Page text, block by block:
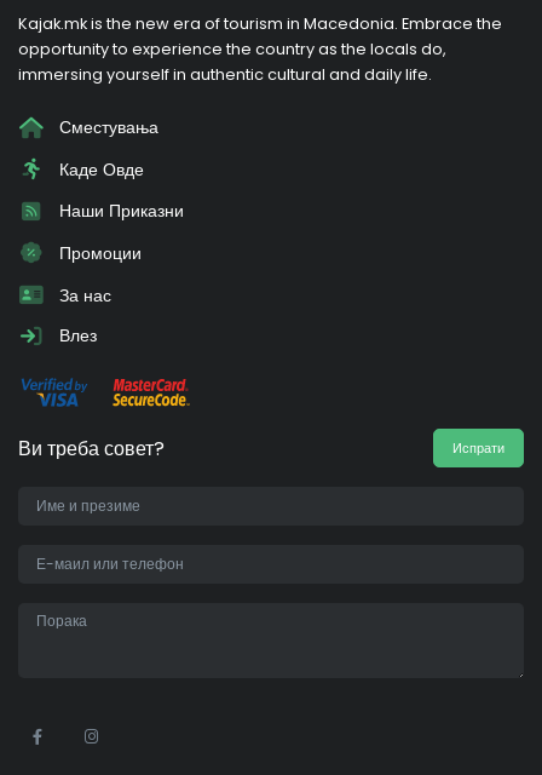
Kajak.mk is the new era of tourism in Macedonia. Embrace the
opportunity to experience the country as the locals do,
immersing yourself in authentic cultural and daily life.
Сместувања
Каде Овде
Наши Приказни
Промоции
За нас
Влез
Ви треба совет? Испрати